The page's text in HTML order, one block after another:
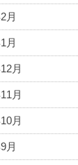
月
月
月
月
月
月